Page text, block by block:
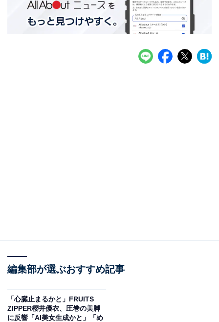
編集部が選ぶおすすめ記事
「心臓止まるかと」FRUITS
ZIPPER櫻井優衣、圧巻の美脚
に反響「AI美女生成かと」「め